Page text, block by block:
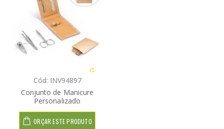
Cód: INV94897
Conjunto de Manicure
Personalizado
ORÇAR ESTE PRODUTO